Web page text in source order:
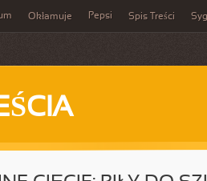
Okłamuje Pepsi Spis Treści